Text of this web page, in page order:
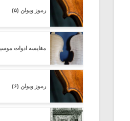
رموز ویولن (۵)
مقایسه ادوات
رموز ویولن (۶)